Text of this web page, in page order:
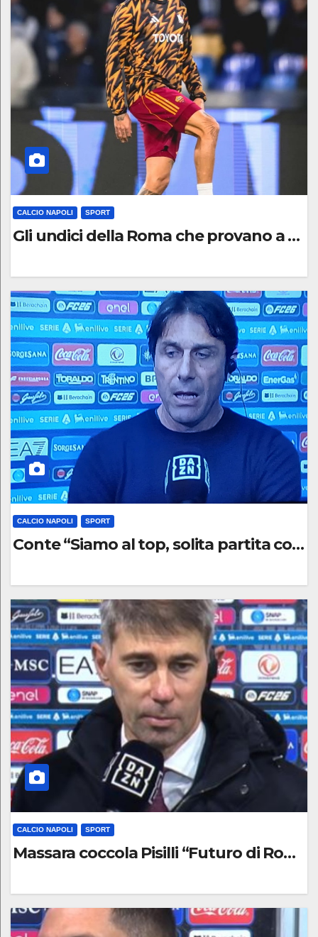
O
M
M
CALCIO NAPOLI SPORT
Gli undici della Roma che provano a
0
C
O
M
M
E
N
T
O
CALCIO NAPOLI SPORT
Conte “Siamo al top, solita partita con
0
C
O
M
M
N
T
O
CALCIO NAPOLI SPORT
Massara coccola Pisilli “Futuro di Roma
0
C
O